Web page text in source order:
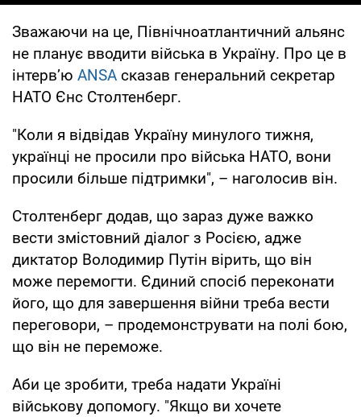
Зважаючи на це, Північноатлантичний альянс
не планує вводити війська в Україну. Про це в
інтервʼю ANSA сказав генеральний секретар
НАТО Єнс Столтенберг.
"Коли я відвідав Україну минулого тижня,
українці не просили про війська НАТО, вони
просили більше підтримки", – наголосив він.
Столтенберг додав, що зараз дуже важко
вести змістовний діалог з Росією, адже
диктатор Володимир Путін вірить, що він
може перемогти. Єдиний спосіб переконати
його, що для завершення війни треба вести
переговори, – продемонструвати на полі бою,
що він не переможе.
Аби це зробити, треба надати Україні
військову допомогу. "Якщо ви хочете